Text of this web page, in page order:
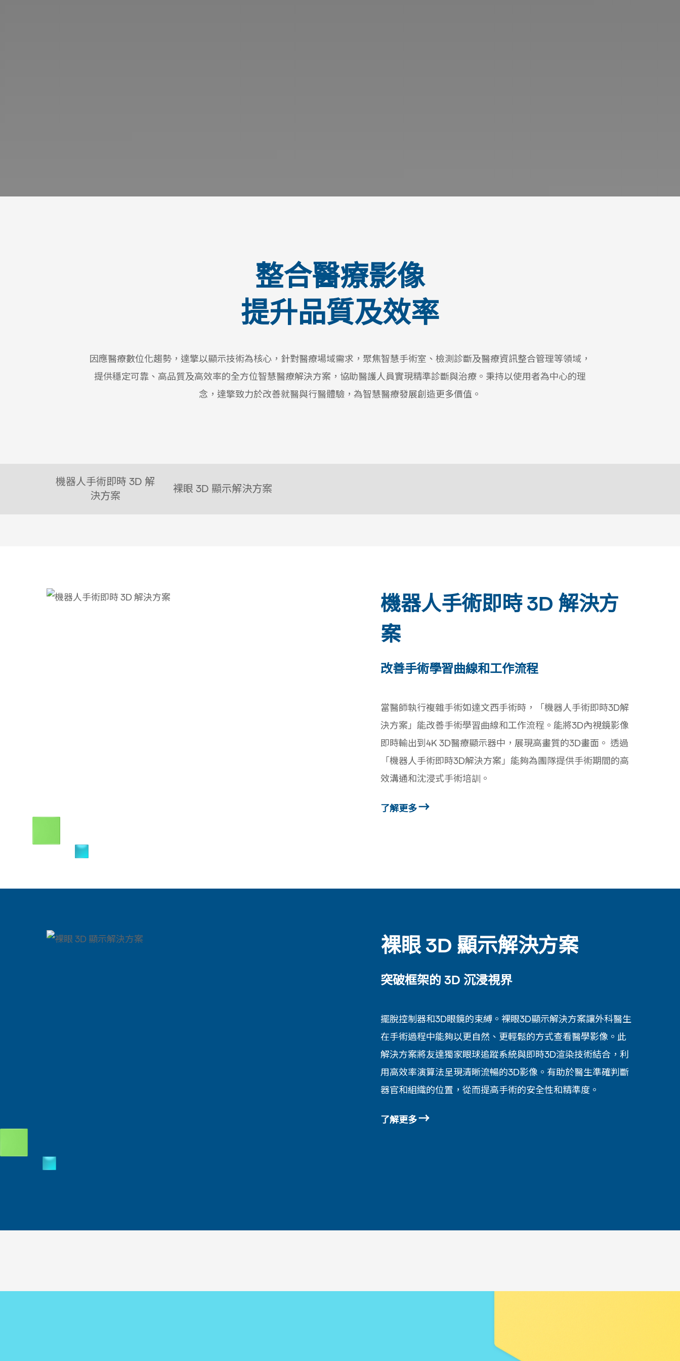
整合醫療影像
提升品質及效率
因應醫療數位化趨勢，達擎以顯示技術為核心，針對醫療場域需求，聚焦智慧手術室、檢測診斷及醫療資訊整合管理等領域，
提供穩定可靠、高品質及高效率的全方位智慧醫療解決方案，協助醫護人員實現精準診斷與治療。秉持以使用者為中心的理
念，達擎致力於改善就醫與行醫體驗，為智慧醫療發展創造更多價值。
機器人手術即時 3D 解
決方案
裸眼 3D 顯示解決方案
機器人手術即時 3D 解決方
案
改善手術學習曲線和工作流程
當醫師執行複雜手術如達文西手術時，「機器人手術即時3D解
決方案」能改善手術學習曲線和工作流程。能將3D內視鏡影像
即時輸出到4K 3D醫療顯示器中，展現高畫質的3D畫面。 透過
「機器人手術即時3D解決方案」能夠為團隊提供手術期間的高
效溝通和沈浸式手術培訓。
了解更多
裸眼 3D 顯示解決方案
突破框架的 3D 沉浸視界
擺脫控制器和3D眼鏡的束縛。裸眼3D顯示解決方案讓外科醫生
在手術過程中能夠以更自然、更輕鬆的方式查看醫學影像。此
解決方案將友達獨家眼球追蹤系統與即時3D渲染技術結合，利
用高效率演算法呈現清晰流暢的3D影像。有助於醫生準確判斷
器官和組織的位置，從而提高手術的安全性和精準度。
了解更多